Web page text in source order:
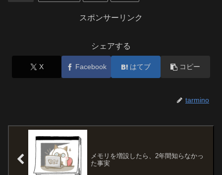
スポンサーリンク
シェアする
X Facebook はてブ コピー
tarmino
メモリを増設したら、2年間知らなかっ
た事実